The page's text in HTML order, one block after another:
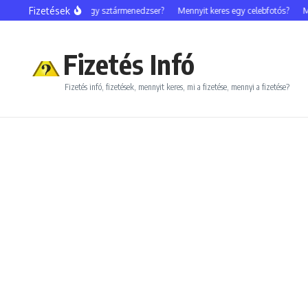
Ugrás a tartalomhoz
Fizetések
Mennyit keres egy sztármenedzser? Mennyit keres egy celebfotós?
Fizetés Infó
Fizetés infó, fizetések, mennyit keres, mi a fizetése, mennyi a fizetése?